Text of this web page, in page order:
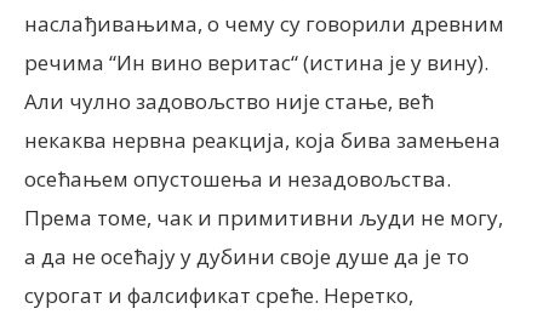
наслађивањима, о чему су говорили древним
речима “Ин вино веритас“ (истина је у вину).
Али чулно задовољство није стање, већ
некаква нервна реакција, која бива замењена
осећањем опустошења и незадовољства.
Према томе, чак и примитивни људи не могу,
а да не осећају у дубини своје душе да је то
сурогат и фалсификат среће. Неретко,